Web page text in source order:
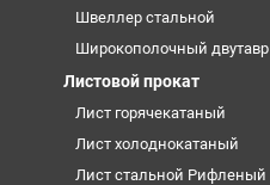
Швеллер стальной
Широкополочный двутавр
Листовой прокат
Лист горячекатаный
Лист холоднокатаный
Лист стальной Рифленый